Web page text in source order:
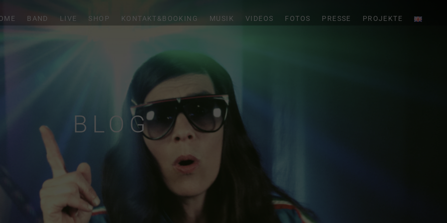
BAND LIVE SHOP KONTAKT&BOOKING MUSIK VIDEOS FOTOS PRESSE PROJEKTE
BLOG